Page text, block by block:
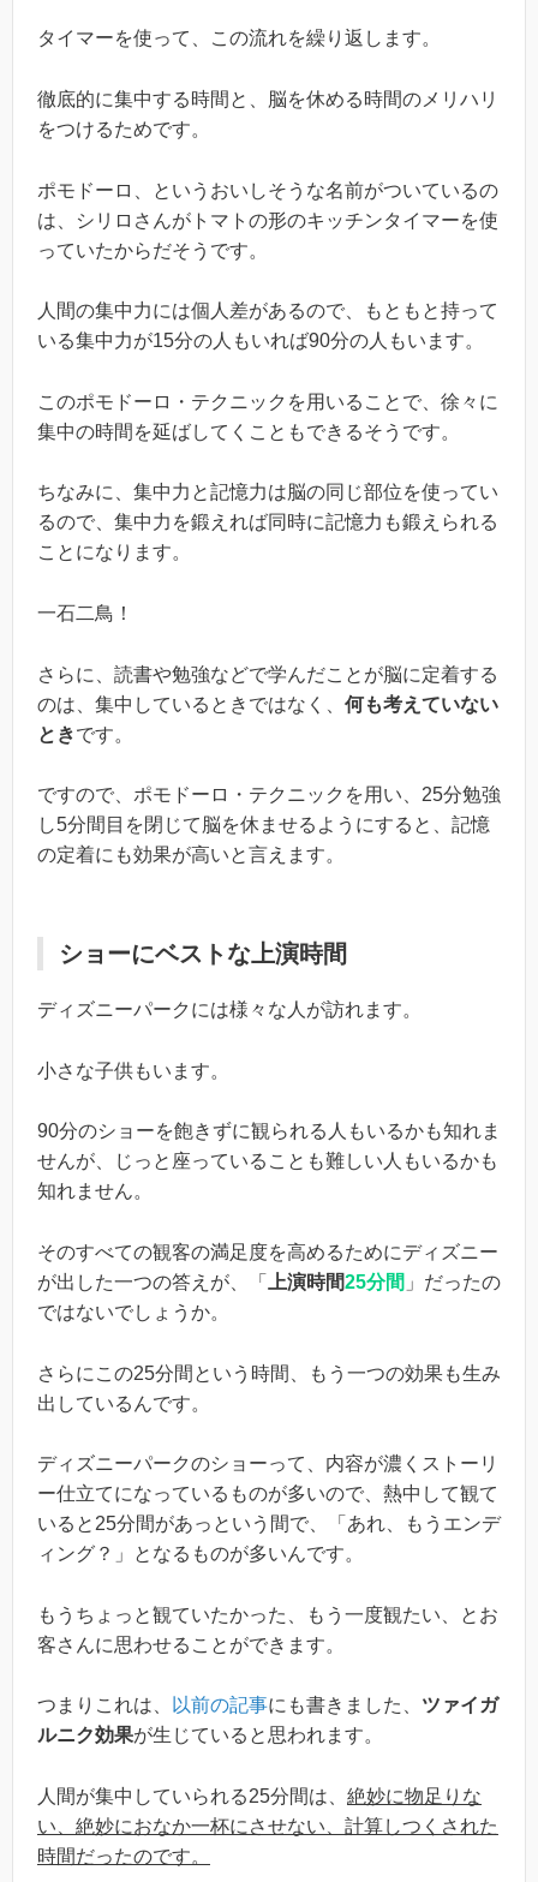
タイマーを使って、この流れを繰り返します。
徹底的に集中する時間と、脳を休める時間のメリハリ
をつけるためです。
ポモドーロ、というおいしそうな名前がついているの
は、シリロさんがトマトの形のキッチンタイマーを使
っていたからだそうです。
人間の集中力には個人差があるので、もともと持って
いる集中力が15分の人もいれば90分の人もいます。
このポモドーロ・テクニックを用いることで、徐々に
集中の時間を延ばしてくこともできるそうです。
ちなみに、集中力と記憶力は脳の同じ部位を使ってい
るので、集中力を鍛えれば同時に記憶力も鍛えられる
ことになります。
一石二鳥！
さらに、読書や勉強などで学んだことが脳に定着する
のは、集中しているときではなく、 何も考えていない
ときです。
ですので、ポモドーロ・テクニックを用い、25分勉強
し5分間目を閉じて脳を休ませるようにすると、記憶
の定着にも効果が高いと言えます。
ショーにベストな上演時間
ディズニーパークには様々な人が訪れます。
小さな子供もいます。
90分のショーを飽きずに観られる人もいるかも知れま
せんが、じっと座っていることも難しい人もいるかも
知れません。
そのすべての観客の満足度を高めるためにディズニー
が出した一つの答えが、「
上演時間25分間 」だったの
ではないでしょうか。
さらにこの25分間という時間、もう一つの効果も生み
出しているんです。
ディズニーパークのショーって、内容が濃くストーリ
ー仕立てになっているものが多いので、熱中して観て
いると25分間があっという間で、「あれ、もうエンデ
ィング？」となるものが多いんです。
もうちょっと観ていたかった、もう一度観たい、とお
客さんに思わせることができます。
つまりこれは、 以前の記事にも書きました、 ツァイガ
ルニク効果が生じていると思われます。
人間が集中していられる25分間は、 絶妙に物足りな
い、絶妙におなか一杯にさせない、計算しつくされた
時間だったのです。